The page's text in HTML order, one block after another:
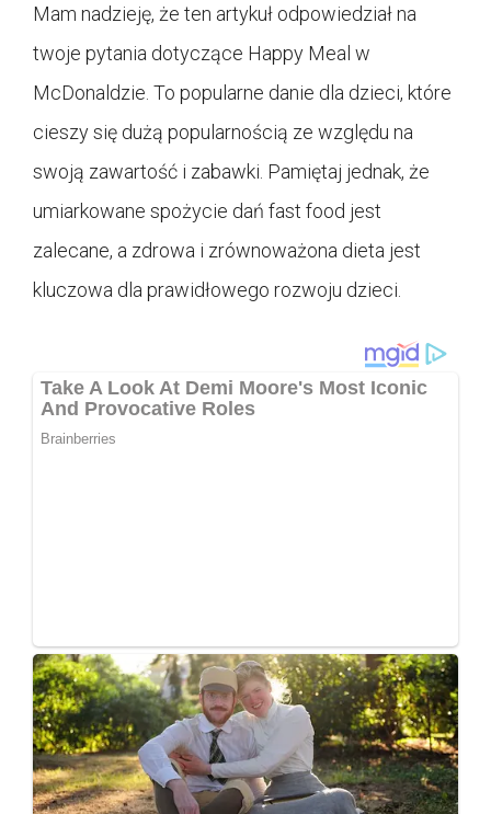
Mam nadzieję, że ten artykuł odpowiedział na
twoje pytania dotyczące Happy Meal w
McDonaldzie. To popularne danie dla dzieci, które
cieszy się dużą popularnością ze względu na
swoją zawartość i zabawki. Pamiętaj jednak, że
umiarkowane spożycie dań fast food jest
zalecane, a zdrowa i zrównoważona dieta jest
kluczowa dla prawidłowego rozwoju dzieci.